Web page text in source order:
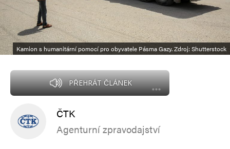
Kamion s humanitární pomocí pro obyvatele Pásma Gazy. Zdroj: Shutterstock
PŘEHRÁT ČLÁNEK
ČTK
Agenturní zpravodajství